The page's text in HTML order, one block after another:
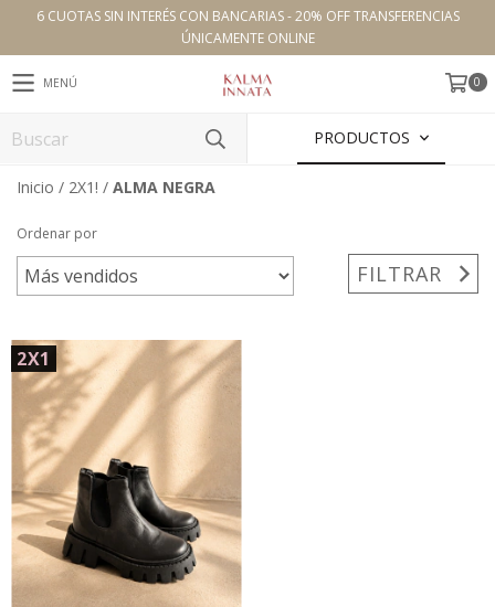
6 CUOTAS SIN INTERÉS CON BANCARIAS - 20% OFF TRANSFERENCIAS
ÚNICAMENTE ONLINE
MENÚ 0
PRODUCTOS
Inicio / 2X1! / ALMA NEGRA
Ordenar por
FILTRAR
2X1